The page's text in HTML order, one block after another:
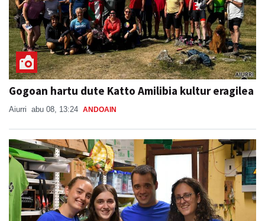
Gogoan hartu dute Katto Amilibia kultur eragilea
Aiurri abu 08, 13:24 ANDOAIN